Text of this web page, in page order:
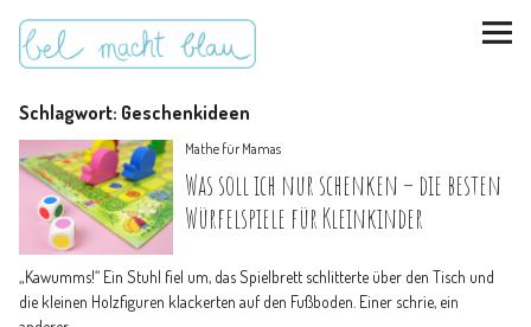
instagram
pinterestbloglovin
Malen + basteln
Schlagwort: Geschenkideen
Mathe für Mamas
Was soll ich nur schenken – die besten
Würfelspiele für Kleinkinder
„Kawumms!“ Ein Stuhl fiel um, das Spielbrett schlitterte über den Tisch und
die kleinen Holzfiguren klackerten auf den Fußboden. Einer schrie, ein